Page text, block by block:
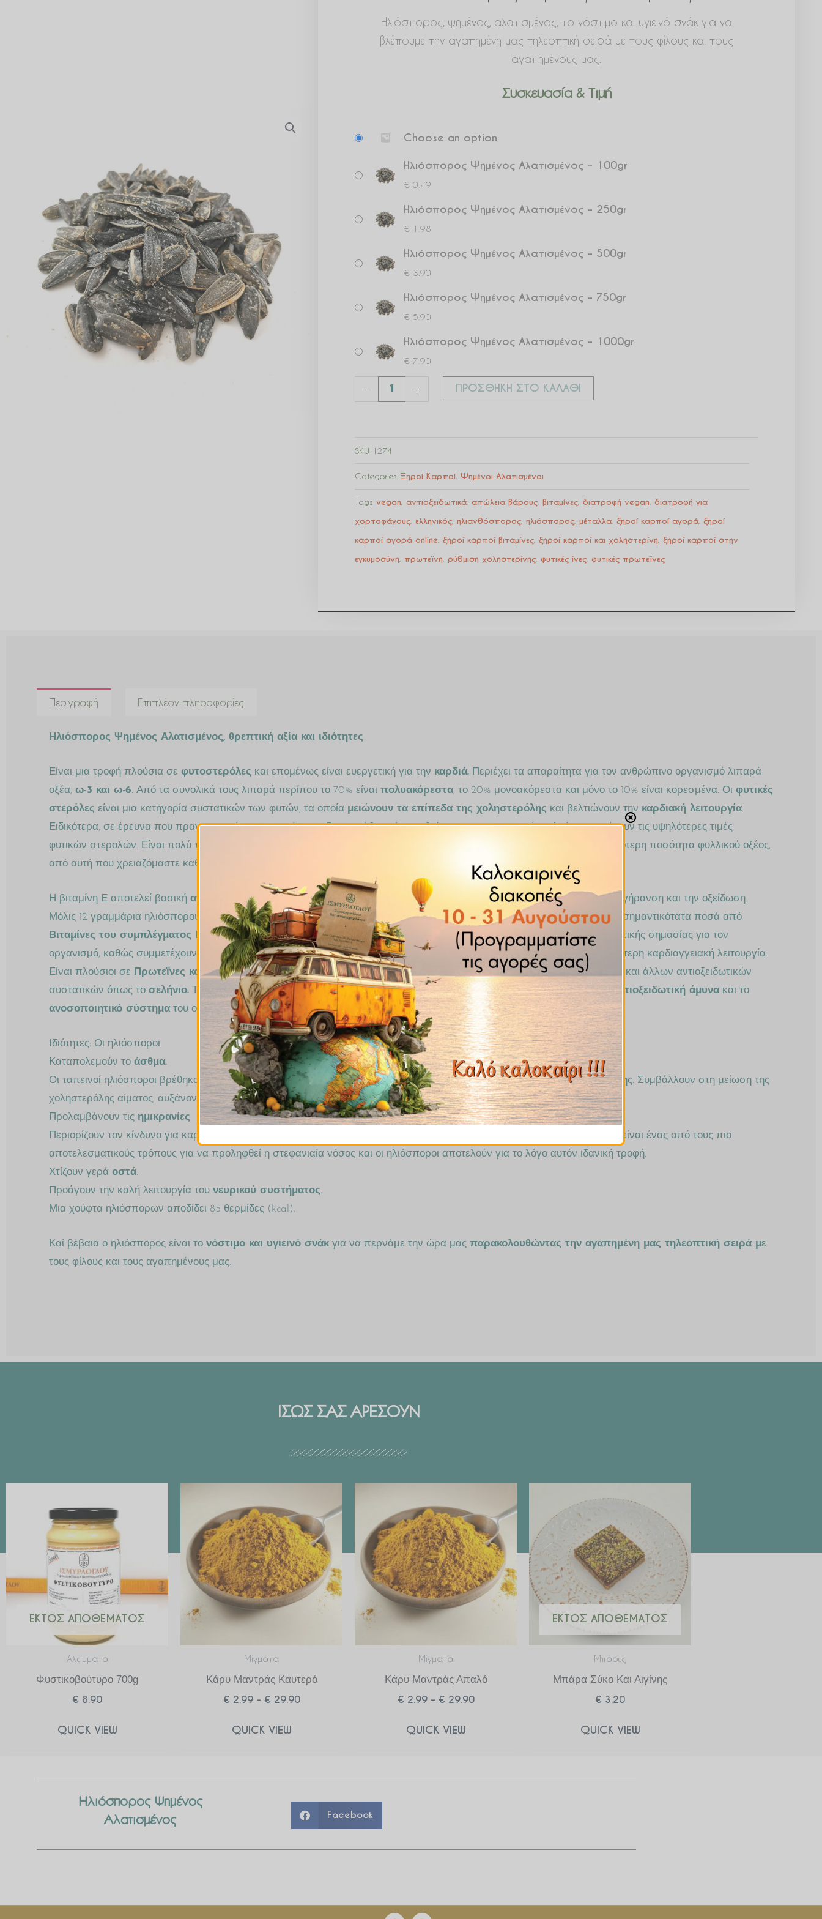
Ηλιόσπορος, ψημένος, αλατισμένος, το νόστιμο και υγιεινό σνάκ για να
βλέπουμε την αγαπημένη μας τηλεοπτική σειρά με τους φίλους και τους
αγαπημένους μας.
Συσκευασία & Τιμή
Choose an option
Ηλιόσπορος Ψημένος Αλατισμένος – 100gr
€ 0.79
Ηλιόσπορος Ψημένος Αλατισμένος – 250gr
€ 1.98
Ηλιόσπορος Ψημένος Αλατισμένος – 500gr
€ 3.90
Ηλιόσπορος Ψημένος Αλατισμένος – 750gr
€ 5.90
Ηλιόσπορος Ψημένος Αλατισμένος – 1000gr
€ 7.90
-
Ψημένος
Αλατισμένος
ποσότητα
+ ΠΡΟΣΘΉΚΗ ΣΤΟ ΚΑΛΆΘΙ
SKU 1274
Categories Ξηροί Καρποί Ψημένοι Αλατισμένοι
Tags vegan αντιοξειδωτικά απώλεια βάρους βιταμίνες διατροφή vegan διατροφή για
χορτοφάγους ελληνικός ηλιανθόσπορος ηλιόσπορος μέταλλα ξηροί καρποί αγορά ξηροί
καρποί αγορά online ξηροί καρποί βιταμίνες ξηροί καρποί και χοληστερίνη ξηροί καρποί στην
εγκυμοσύνη πρωτεϊνη ρύθμιση χοληστερίνης φυτικές ίνες φυτικές πρωτεϊνες
Περιγραφή Επιπλέον πληροφορίες
Ηλιόσπορος Ψημένος Αλατισμένος, θρεπτική αξία και ιδιότητες
Είναι μια τροφή πλούσια σε φυτοστερόλες και επομένως είναι ευεργετική για την καρδιά. Περιέχει τα απαραίτητα για τον ανθρώπινο οργανισμό λιπαρά
οξέα, ω-3 και ω-6. Από τα συνολικά τους λιπαρά περίπου το 70% είναι πολυακόρεστα, το 20% μονοακόρεστα και μόνο το 10% είναι κορεσμένα. Οι φυτικές
στερόλες είναι μια κατηγορία συστατικών των φυτών, τα οποία μειώνουν τα επίπεδα της χοληστερόλης και βελτιώνουν την καρδιακή λειτουργία.
Ειδικότερα, σε έρευνα που πραγματοποίησαν επιστήμονες διαπιστώθηκε ότι οιηλιόσποροικαι τα φιστίκια Αιγίνης περιέχουν τις υψηλότερες τιμές
φυτικών στερολών. Είναι πολύ πλούσιοι σε
χαρακτηριστικό δε είναι ότι τα 100 γραμμάρια μας δίνουν περισσότερη ποσότητα φυλλικού οξέος,
από αυτή που χρειαζόμαστε καθημερινά. Αποτελούν μια από τις πλουσιότερες πηγές
βιταμίνης Ε
Η βιταμίνη Ε αποτελεί βασική αντιοξειδωτική βιταμίνη προστατεύοντας τα κύτταρά του δέρματος, της καρδιάς κ.α. από τη γήρανση και την οξείδωση.
Μόλις 12 γραμμάρια ηλιόσπορου καλύπτουν σχεδόν το 30% των ημερησίων αναγκών μας σε βιταμίνη Ε. Ακόμη, περιέχουν σημαντικότατα ποσά από
Βιταμίνες του συμπλέγματος Β
, όπως βιταμίνη Β1, παντοθενικού οξέος και φυλλικού οξέος. Οι βιταμίνες αυτές είναι εξαιρετικής σημασίας για τον
οργανισμό, καθώς συμμετέχουν στη λειτουργία του νευρομυικού μας συστήματος, του εγκεφάλου και συμβάλουν στην καλύτερη καρδιαγγειακή λειτουργία.
Είναι πλούσιοι σε Πρωτεΐνες και Φυτικές ίνες, αλλά και σε μαγνήσιο, σίδηρο, φώσφορο. Αποτελούν τέλος σημαντική πηγή και άλλων αντιοξειδωτικών
συστατικών όπως το σελήνιο. Το σελήνιο δεν βρίσκεται εύκολα στις τροφές και αποτελεί συστατικό που ισχυροποιεί την αντιοξειδωτική άμυνα και το
ανοσοποιητικό σύστημα του οργανισμού.
Ιδιότητες: Οι ηλιόσποροι:
Καταπολεμούν το άσθμα.
Οι ταπεινοί ηλιόσποροι βρέθηκαν να είναι ο καλύτερος σύμμαχός μας για τη μείωση των επιπέδων τηςκακής χοληστερόλης. Συμβάλλουν στη μείωση της
χοληστερόλης αίματος, αυξάνοντας την απομάκρυνσή της από τον οργανισμό.
Προλαμβάνουν τις ημικρανίες
Περιορίζουν τον κίνδυνο για καρδιακές παθήσεις. Η κατανάλωση ακόρεστων λιπαρών και ο περιορισμός των κορεσμένων είναι ένας από τους πιο
αποτελεσματικούς τρόπους για να προληφθεί η στεφανιαία νόσος και οι ηλιόσποροι αποτελούν για το λόγο αυτόν ιδανική τροφή.
Χτίζουν γερά οστά.
Προάγουν την καλή λειτουργία του νευρικού συστήματος.
Μια χούφτα ηλιόσπορων αποδίδει 85 θερμίδες (kcal).
Καί βέβαια ο ηλιόσπορος είναι το νόστιμο και υγιεινό σνάκ για να περνάμε την ώρα μας παρακολουθώντας την αγαπημένη μας τηλεοπτική σειρά με
τους φίλους και τους αγαπημένους μας.
ΙΣΩΣ ΣΑΣ ΑΡΕΣΟΥΝ
ΕΚΤΌΣ ΑΠΟΘΈΜΑΤΟΣ
Αλείμματα
Φυστικοβούτυρο 700g
€ 8.90
QUICK VIEW
Μίγματα
Κάρυ Μαντράς Καυτερό
€2.99 – €29.90
€ 2.99
through
€ 29.90
QUICK VIEW
Μίγματα
Κάρυ Μαντράς Απαλό
€2.99 – €29.90
€ 2.99
through
€ 29.90
QUICK VIEW
ΕΚΤΌΣ ΑΠΟΘΈΜΑΤΟΣ
Μπάρες
Μπάρα Σύκο Και Αιγίνης
€ 3.20
QUICK VIEW
Ηλιόσπορος Ψημένος
Αλατισμένος
Facebook